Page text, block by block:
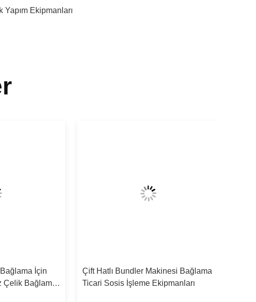
Yapım Ekipmanları
İçin
Çelik Bağlama
Çift Hatlı Bundler Makinesi Bağlama
Ticari Sosis İşleme Ekipmanları